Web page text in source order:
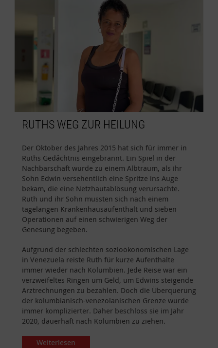
RUTHS WEG ZUR HEILUNG
Der Oktober des Jahres 2015 hat sich für immer in
Ruths Gedächtnis eingebrannt. Ein Spiel in der
Nachbarschaft wurde zu einem Albtraum, als ihr
Sohn Edwin versehentlich eine Spritze ins Auge
bekam, die eine Netzhautablösung verursachte.
Ruth und ihr Sohn mussten sich nach einem
tagelangen Krankenhausaufenthalt und sieben
Operationen auf einen schwierigen Weg der
Genesung begeben.
Aufgrund der schlechten sozioökonomischen Lage
in Venezuela reiste Ruth für kurze Aufenthalte
immer wieder nach Kolumbien. Jede Reise war ein
verzweifeltes Ringen um Geld, um Edwins steigende
Arztrechnungen zu bezahlen. Doch die Überquerung
der kolumbianisch-venezolanischen Grenze wurde
immer komplizierter. Daher beschloss sie im Jahr
2020, dauerhaft nach Kolumbien zu ziehen.
Weiterlesen